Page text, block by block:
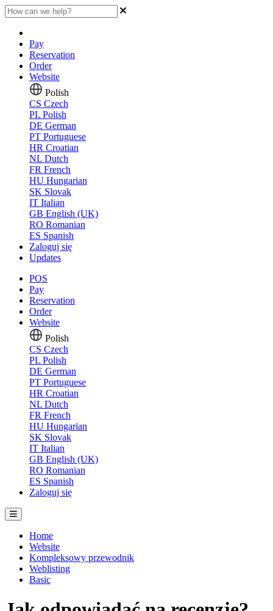
Pay
Reservation
Order
Website
Polish
CS Czech
PL Polish
DE German
PT Portuguese
HR Croatian
NL Dutch
FR French
HU Hungarian
SK Slovak
IT Italian
GB English (UK)
RO Romanian
ES Spanish
Zaloguj się
Updates
POS
Pay
Reservation
Order
Website
Polish
CS Czech
PL Polish
DE German
PT Portuguese
HR Croatian
NL Dutch
FR French
HU Hungarian
SK Slovak
IT Italian
GB English (UK)
RO Romanian
ES Spanish
Zaloguj się
Home
Website
Kompleksowy przewodnik
Weblisting
Basic